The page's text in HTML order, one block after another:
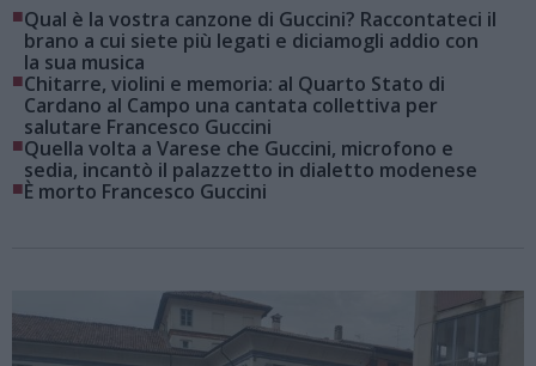
■Qual è la vostra canzone di Guccini? Raccontateci il
brano a cui siete più legati e diciamogli addio con
la sua musica
■Chitarre, violini e memoria: al Quarto Stato di
Cardano al Campo una cantata collettiva per
salutare Francesco Guccini
■Quella volta a Varese che Guccini, microfono e
sedia, incantò il palazzetto in dialetto modenese
■È morto Francesco Guccini